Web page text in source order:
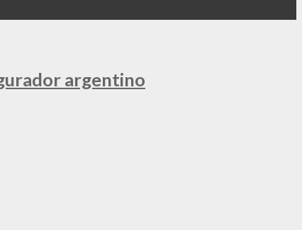
argentino